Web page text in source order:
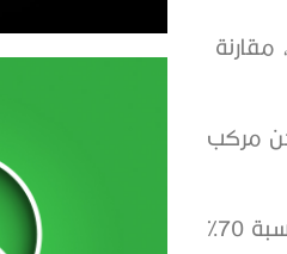
قياسياً، مقارنة
مركب
ويمتلك المركب الجديد مجموعة واسعة من التطبيقات العملية، حيث إن إشعاعه أكثر فعالية بنسبة 70%